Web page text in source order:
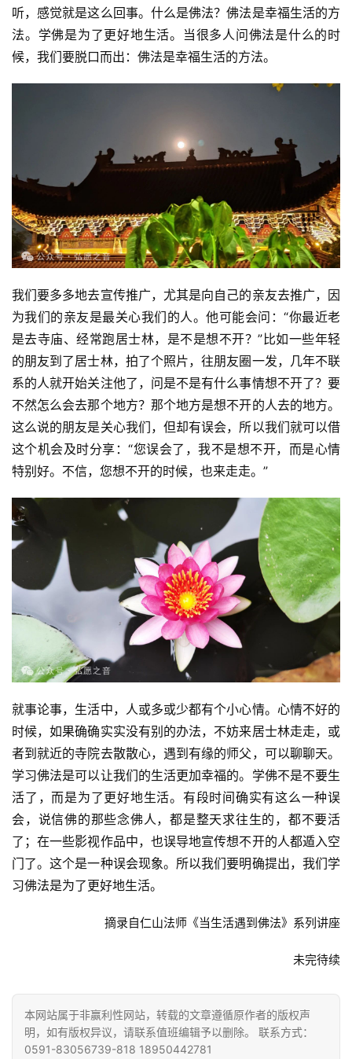
资
讯
八
点
僧
音
高
僧
访
谈
心
乐
菩
提
专
佛
听，感觉就是这么回事。什么是佛法？佛法是幸福生活的方
法。学佛是为了更好地生活。当很多人问佛法是什么的时
候，我们要脱口而出：佛法是幸福生活的方法。
我们要多多地去宣传推广，尤其是向自己的亲友去推广，因
为我们的亲友是最关心我们的人。他可能会问：“你最近老
是去寺庙、经常跑居士林，是不是想不开？”比如一些年轻
的朋友到了居士林，拍了个照片，往朋友圈一发，几年不联
系的人就开始关注他了，问是不是有什么事情想不开了？要
不然怎么会去那个地方？那个地方是想不开的人去的地方。
这么说的朋友是关心我们，但却有误会，所以我们就可以借
这个机会及时分享：“您误会了，我不是想不开，而是心情
特别好。不信，您想不开的时候，也来走走。”
就事论事，生活中，人或多或少都有个小心情。心情不好的
时候，如果确确实实没有别的办法，不妨来居士林走走，或
者到就近的寺院去散散心，遇到有缘的师父，可以聊聊天。
学习佛法是可以让我们的生活更加幸福的。学佛不是不要生
活了，而是为了更好地生活。有段时间确实有这么一种误
会，说信佛的那些念佛人，都是整天求往生的，都不要活
了；在一些影视作品中，也误导地宣传想不开的人都遁入空
门了。这个是一种误会现象。所以我们要明确提出，我们学
习佛法是为了更好地生活。
摘录自仁山法师《当生活遇到佛法》系列讲座
未完待续
本网站属于非赢利性网站，转载的文章遵循原作者的版权声
明，如有版权异议，请联系值班编辑予以删除。 联系方式：
0591-83056739-818 18950442781